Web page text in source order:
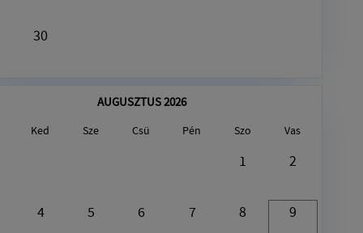
30
AUGUSZTUS 2026
Ked Sze Csü Pén Szo Vas
1 2
4 5 6 7 8 9